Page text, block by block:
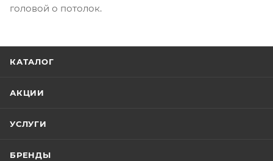
головой о потолок.
КАТАЛОГ
АКЦИИ
УСЛУГИ
БРЕНДЫ